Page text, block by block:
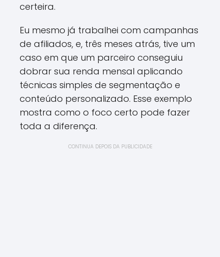
certeira.
Eu mesmo já trabalhei com campanhas
de afiliados, e, três meses atrás, tive um
caso em que um parceiro conseguiu
dobrar sua renda mensal aplicando
técnicas simples de segmentação e
conteúdo personalizado. Esse exemplo
mostra como o foco certo pode fazer
toda a diferença.
CONTINUA DEPOIS DA PUBLICIDADE